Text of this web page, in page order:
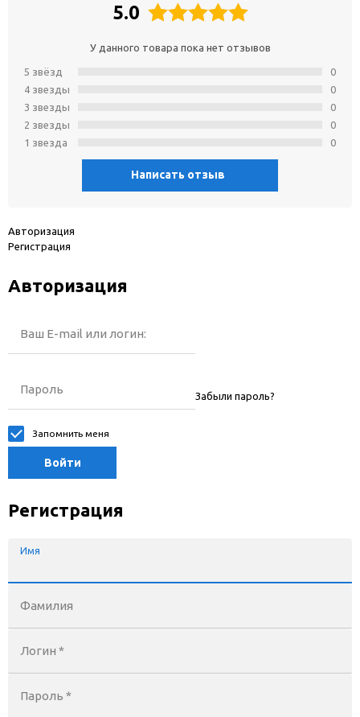
5.0
У данного товара пока нет отзывов
5 звёзд
4 звeзды
3 звeзды
2 звeзды
1 звeзда
0
0
0
0
0
Написать отзыв
Авторизация
Регистрация
Авторизация
Ваш E-mail или логин:
Пароль Забыли пароль?
Запомнить меня
Войти
Регистрация
Имя
Фамилия
Логин *
Пароль *